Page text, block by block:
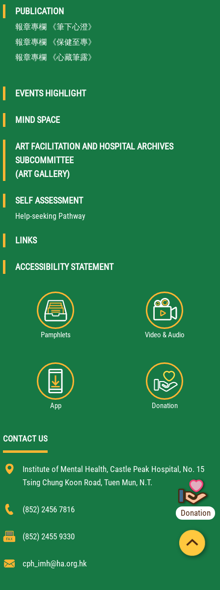
PUBLICATION
報章專欄 《筆下心澄》
報章專欄 《保健至專》
報章專欄 《心藏筆露》
EVENTS HIGHLIGHT
MIND SPACE
ART FACILITATION AND HOSPITAL ARCHIVES
SUBCOMMITTEE
(ART GALLERY)
SELF ASSESSMENT
Help-seeking Pathway
LINKS
ACCESSIBILITY STATEMENT
Pamphlets Video & Audio
App Donation
CONTACT US
Institute of Mental Health, Castle Peak Hospital, No. 15
Tsing Chung Koon Road, Tuen Mun, N.T.
(852) 2456 7816
(852) 2455 9330
cph_imh@ha.org.hk
Donation